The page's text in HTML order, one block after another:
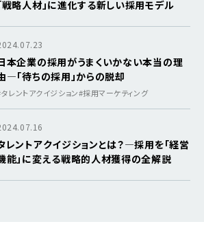
戦略人材」に進化する新しい採用モデル
本企業の採用がうまくいかない本当の理
―「待ちの採用」からの脱却
レントアクイジション#採用マーケティング
レントアクイジションとは？―採用を「経営
能」に変える戦略的人材獲得の全解説